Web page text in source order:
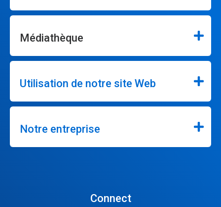
Médiathèque
Utilisation de notre site Web
Notre entreprise
Connect